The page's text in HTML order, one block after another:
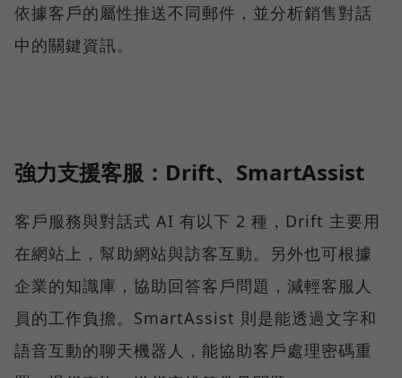
依據客戶的屬性推送不同郵件，並分析銷售對話
中的關鍵資訊。
強力支援客服：Drift、SmartAssist
客戶服務與對話式 AI 有以下 2 種，Drift 主要用
在網站上，幫助網站與訪客互動。另外也可根據
企業的知識庫，協助回答客戶問題，減輕客服人
員的工作負擔。SmartAssist 則是能透過文字和
語音互動的聊天機器人，能協助客戶處理密碼重